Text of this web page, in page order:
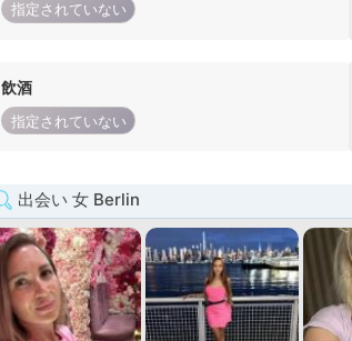
指定されていない
飲酒
指定されていない
出会い 女 Berlin